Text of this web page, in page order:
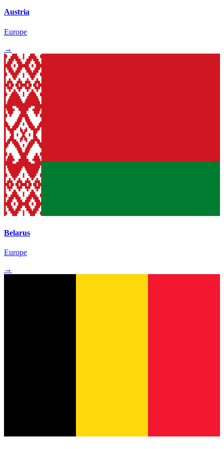
Austria
Europe
→
Belarus
Europe
→